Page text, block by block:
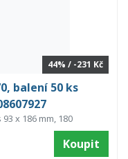
44% / -231 Kč
balení 50 ks
x 186 mm, 180
Koupit